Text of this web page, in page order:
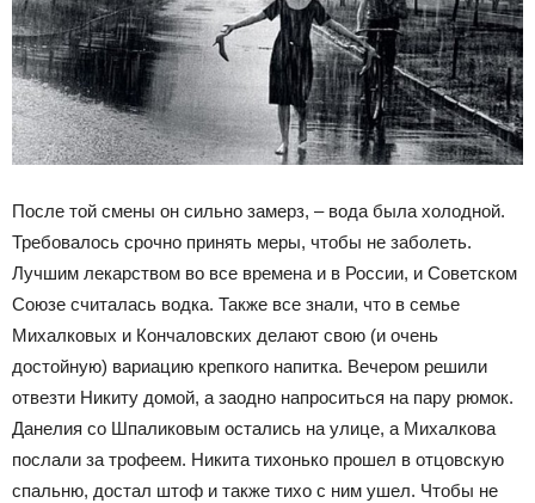
После той смены он сильно замерз, – вода была холодной.
Требовалось срочно принять меры, чтобы не заболеть.
Лучшим лекарством во все времена и в России, и Советском
Союзе считалась водка. Также все знали, что в семье
Михалковых и Кончаловских делают свою (и очень
достойную) вариацию крепкого напитка. Вечером решили
отвезти Никиту домой, а заодно напроситься на пару рюмок.
Данелия со Шпаликовым остались на улице, а Михалкова
послали за трофеем. Никита тихонько прошел в отцовскую
спальню, достал штоф и также тихо с ним ушел. Чтобы не